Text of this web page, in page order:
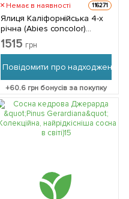
Немає в наявності 116271
Ялиця Каліфорнійська 4-х
річна (Abies concolor)
висота 60-70 см 1
саджанець в упаковці
1515 грн
Повідомити про надходження
+60.6 грн бонусів за покупку